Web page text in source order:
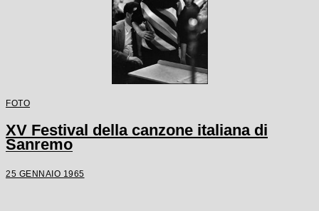
FOTO
XV Festival della canzone italiana di
Sanremo
25 GENNAIO 1965